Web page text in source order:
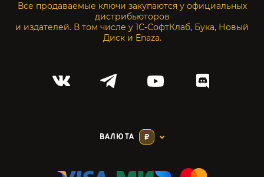
Все продаваемые ключи закупаются у официальных
дистрибьюторов
и издателей. В том числе у 1С-СофтКлаб, Бука, Новый
Диск и Enaza.
ВАЛЮТА ₽